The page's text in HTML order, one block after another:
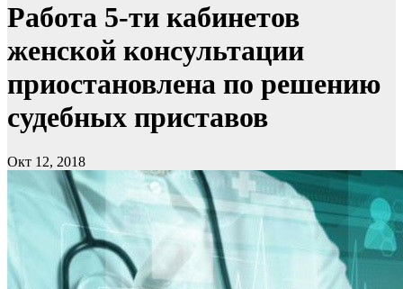
Работа 5-ти кабинетов
женской консультации
приостановлена по решению
судебных приставов
Окт 12, 2018